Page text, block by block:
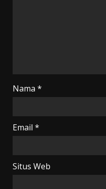
Nama *
Email *
Situs Web